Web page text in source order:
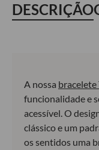
DESCRIÇÃO
A nossa bracelete
funcionalidade e
acessível. O
clássico e um
os sentidos uma